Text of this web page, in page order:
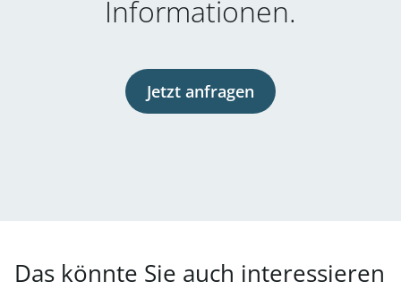
Informationen.
Jetzt anfragen
Das könnte Sie auch interessieren